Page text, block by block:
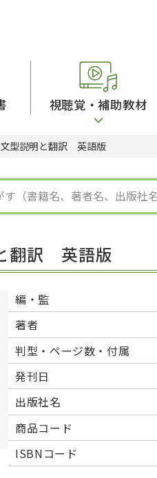
子ども向け
発音・聴解
日本語能力試験対策
視聴覚・補助教材
絵本・子ども向け補助
スペイン語辞典
ポルトガル語辞典
表現・用字用語辞典
語彙・意味
表記
言語の諸相
型説明と翻訳 英語版
翻訳 英語版
編・監
著者
判型・ページ数・付属
発刊日
出版社名
商品コード
ISBNコード